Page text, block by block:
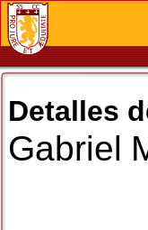
Detalles
Gabriel